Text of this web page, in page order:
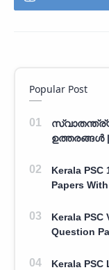
Popular Post
ഉത്തരങ്ങൾ | Independence Day Quiz Malayalam
Kerala
Papers
Kerala
Question
Kerala PSC